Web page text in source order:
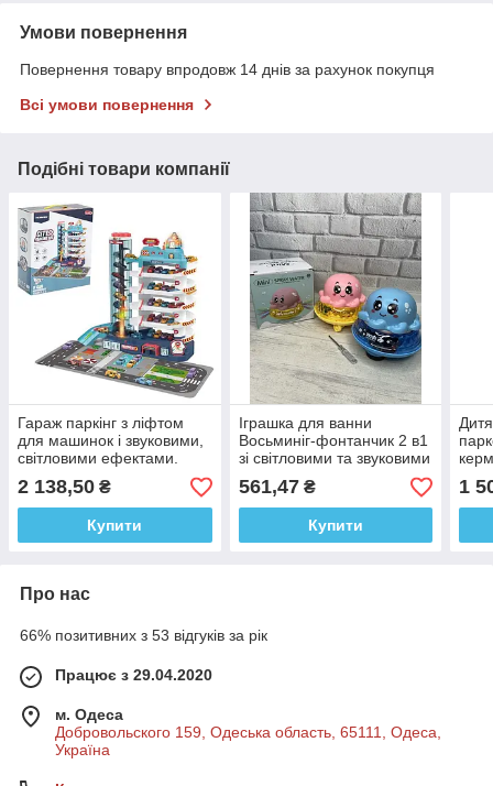
Умови повернення
Повернення товару впродовж 14 днів за рахунок покупця
Всі умови повернення
Подібні товари компанії
Гараж паркінг з ліфтом
для машинок і звуковими,
світловими ефектами.
3302А
2 138,50 ₴
Купити
Іграшка для ванни
Восьминіг-фонтанчик 2 в1
зі світловими та звуковими
ефектами. 7018
561,47₴
Купити
2х
1
Про нас
66% позитивних з 53 відгуків за рік
Працює з 29.04.2020
м. Одеса
Добровольского 159, Одеська область, 65111, Одеса,
Україна